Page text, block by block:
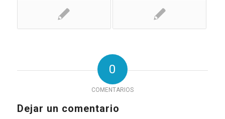
0
COMENTARIOS
Dejar un comentario